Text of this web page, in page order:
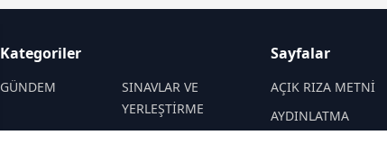
Kategoriler
GÜNDEM
SINAVLAR VE
YERLEŞTİRME
Sayfalar
AÇIK RIZA METNİ
AYDINLATMA